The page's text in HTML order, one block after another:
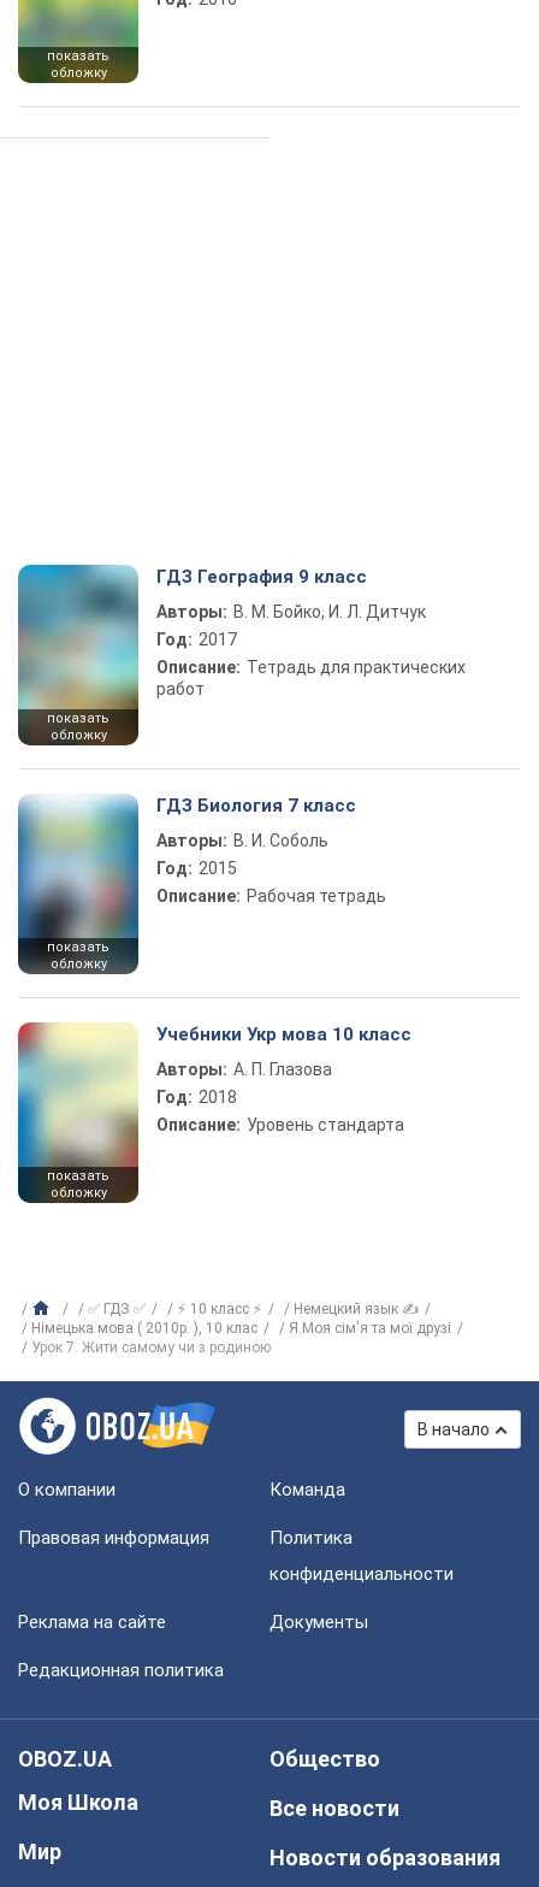
показать
обложку
показать
обложку
ГДЗ География 9 класс
Авторы: В. М. Бойко, И. Л. Дитчук
Год: 2017
Описание: Тетрадь для практических
работ
показать
обложку
ГДЗ Биология 7 класс
Авторы: В. И. Соболь
Год: 2015
Описание: Рабочая тетрадь
показать
обложку
Учебники Укр мова 10 класс
Авторы: А. П. Глазова
Год: 2018
Описание: Уровень стандарта
✅ ГДЗ ✅ ⚡ 10 класс ⚡
Немецкий язык ✍
Німецька мова ( 2010р. ), 10 клас
Я.Моя сім'я та мої друзі
Урок 7. Жити самому чи з родиною
В начало
О компании Команда
Правовая информация
Политика
конфиденциальности
Реклама на сайте Документы
Редакционная политика
OBOZ.UA
Моя Школа
Мир
Общество
Все новости
Новости образования